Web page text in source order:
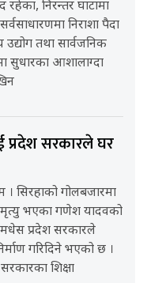
रहेका, निरन्तर घाटामा
निराशा पैदा
उद्योग तथा सार्वजनिक
सुधारका आशालाग्दा
सरकारले घर
सिरहाको गोलबजारमा
मृत्यु भएका गणेश यादवको
मधेस प्रदेश सरकारले
गरिदिने भएको छ ।
शिक्षा